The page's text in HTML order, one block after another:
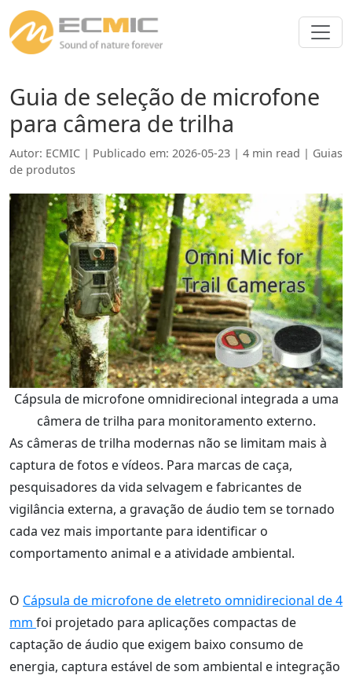
Guia de seleção de microfone
para câmera de trilha
Autor: ECMIC | Publicado em: 2026-05-23 | 4 min read | Guias
de produtos
Cápsula de microfone omnidirecional integrada a uma
câmera de trilha para monitoramento externo.
As câmeras de trilha modernas não se limitam mais à
captura de fotos e vídeos. Para marcas de caça,
pesquisadores da vida selvagem e fabricantes de
vigilância externa, a gravação de áudio tem se tornado
cada vez mais importante para identificar o
comportamento animal e a atividade ambiental.
O Cápsula de microfone de eletreto omnidirecional de 4
mm foi projetado para aplicações compactas de
captação de áudio que exigem baixo consumo de
energia, captura estável de som ambiental e integração